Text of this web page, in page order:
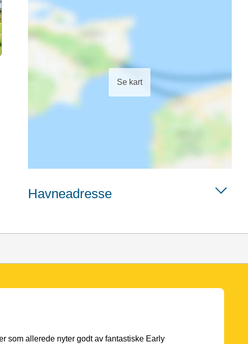
Se kart
Havneadresse
som allerede nyter godt av fantastiske Early